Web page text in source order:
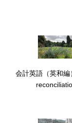
会計英語（英和